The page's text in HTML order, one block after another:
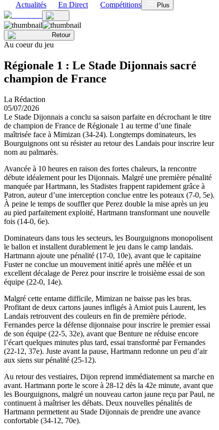
Actualités En Direct Compétitions Plus
Retour
Au coeur du jeu
Régionale 1 : Le Stade Dijonnais sacré
champion de France
La Rédaction
05/07/2026
Le Stade Dijonnais a conclu sa saison parfaite en décrochant le titre
de champion de France de Régionale 1 au terme d’une finale
maîtrisée face à Mimizan (34-24). Longtemps dominateurs, les
Bourguignons ont su résister au retour des Landais pour inscrire leur
nom au palmarès.
Avancée à 10 heures en raison des fortes chaleurs, la rencontre
débute idéalement pour les Dijonnais. Malgré une première pénalité
manquée par Hartmann, les Stadistes frappent rapidement grâce à
Patron, auteur d’une interception conclue entre les poteaux (7-0, 5e).
À peine le temps de souffler que Perez double la mise après un jeu
au pied parfaitement exploité, Hartmann transformant une nouvelle
fois (14-0, 6e).
Dominateurs dans tous les secteurs, les Bourguignons monopolisent
le ballon et installent durablement le jeu dans le camp landais.
Hartmann ajoute une pénalité (17-0, 10e), avant que le capitaine
Fuster ne conclue un mouvement initié après une mêlée et un
excellent décalage de Perez pour inscrire le troisième essai de son
équipe (22-0, 14e).
Malgré cette entame difficile, Mimizan ne baisse pas les bras.
Profitant de deux cartons jaunes infligés à Amiot puis Laurent, les
Landais retrouvent des couleurs en fin de première période.
Fernandes perce la défense dijonnaise pour inscrire le premier essai
de son équipe (22-5, 32e), avant que Benture ne réduise encore
l’écart quelques minutes plus tard, essai transformé par Fernandes
(22-12, 37e). Juste avant la pause, Hartmann redonne un peu d’air
aux siens sur pénalité (25-12).
Au retour des vestiaires, Dijon reprend immédiatement sa marche en
avant. Hartmann porte le score à 28-12 dès la 42e minute, avant que
les Bourguignons, malgré un nouveau carton jaune reçu par Paul, ne
continuent à maîtriser les débats. Deux nouvelles pénalités de
Hartmann permettent au Stade Dijonnais de prendre une avance
confortable (34-12, 70e).